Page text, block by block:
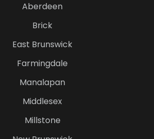
Aberdeen
Brick
East Brunswick
Farmingdale
Manalapan
Middlesex
Millstone